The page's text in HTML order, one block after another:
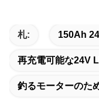
札: 150Ah
再充電可能な24V
釣るモーターのた